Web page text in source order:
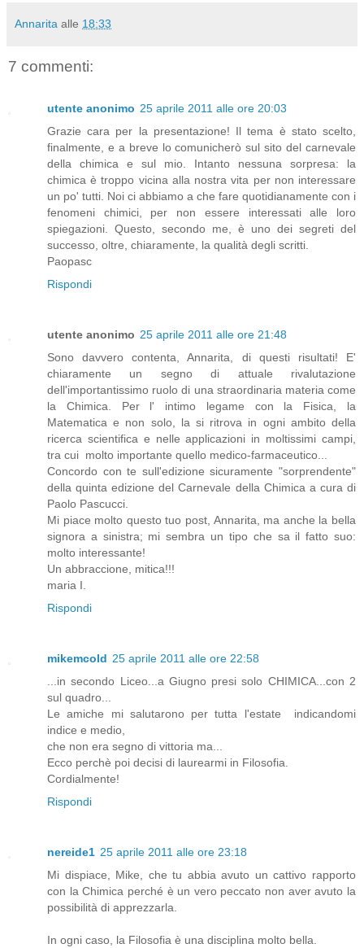
Annarita alle 18:33
7 commenti:
utente anonimo 25 aprile 2011 alle ore 20:03
Grazie cara per la presentazione! Il tema è stato scelto,
finalmente, e a breve lo comunicherò sul sito del carnevale
della chimica e sul mio. Intanto nessuna sorpresa: la
chimica è troppo vicina alla nostra vita per non interessare
un po' tutti. Noi ci abbiamo a che fare quotidianamente con i
fenomeni chimici, per non essere interessati alle loro
spiegazioni. Questo, secondo me, è uno dei segreti del
successo, oltre, chiaramente, la qualità degli scritti.
Paopasc
Rispondi
utente anonimo 25 aprile 2011 alle ore 21:48
Sono davvero contenta, Annarita, di questi risultati! E'
chiaramente un segno di attuale rivalutazione
dell'importantissimo ruolo di una straordinaria materia come
la Chimica. Per l' intimo legame con la Fisica, la
Matematica e non solo, la si ritrova in ogni ambito della
ricerca scientifica e nelle applicazioni in moltissimi campi,
tra cui molto importante quello medico-farmaceutico...
Concordo con te sull'edizione sicuramente "sorprendente"
della quinta edizione del Carnevale della Chimica a cura di
Paolo Pascucci.
Mi piace molto questo tuo post, Annarita, ma anche la bella
signora a sinistra; mi sembra un tipo che sa il fatto suo:
molto interessante!
Un abbraccione, mitica!!!
maria I.
Rispondi
mikemcold 25 aprile 2011 alle ore 22:58
...in secondo Liceo...a Giugno presi solo CHIMICA...con 2
sul quadro...
Le amiche mi salutarono per tutta l'estate indicandomi
indice e medio,
che non era segno di vittoria ma...
Ecco perchè poi decisi di laurearmi in Filosofia.
Cordialmente!
Rispondi
nereide1 25 aprile 2011 alle ore 23:18
Mi dispiace, Mike, che tu abbia avuto un cattivo rapporto
con la Chimica perché è un vero peccato non aver avuto la
possibilità di apprezzarla.
In ogni caso, la Filosofia è una disciplina molto bella.